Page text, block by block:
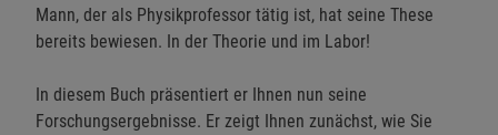
Mann, der als Physikprofessor tätig ist, hat seine These
bereits bewiesen. In der Theorie und im Labor!
In diesem Buch präsentiert er Ihnen nun seine
Forschungsergebnisse. Er zeigt Ihnen zunächst, wie Sie